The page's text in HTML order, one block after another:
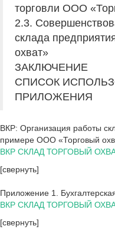
торговли ООО
2.3.
склада
охват»
ЗАКЛЮЧЕНИЕ
СПИСОК
ПРИЛОЖЕНИЯ
ВКР: Организация работы
примере ООО «Торговый
ВКР СКЛАД ТОРГОВЫЙ
[свернуть]
Приложение 1.
ВКР СКЛАД ТОРГОВЫЙ
[свернуть]